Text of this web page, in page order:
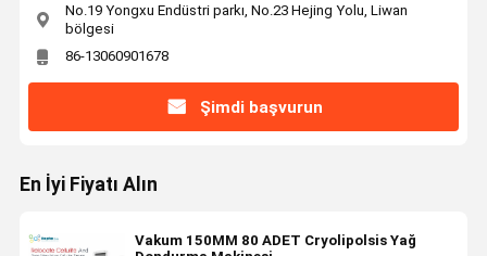
No.19 Yongxu Endüstri parkı, No.23 Hejing Yolu, Liwan
bölgesi
86-13060901678
Şimdi başvurun
En İyi Fiyatı Alın
Vakum 150MM 80 ADET Cryolipolsis Yağ